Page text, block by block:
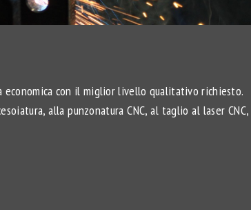
economica con il miglior livello qualitativo richiesto.
alla punzonatura CNC, al taglio al laser